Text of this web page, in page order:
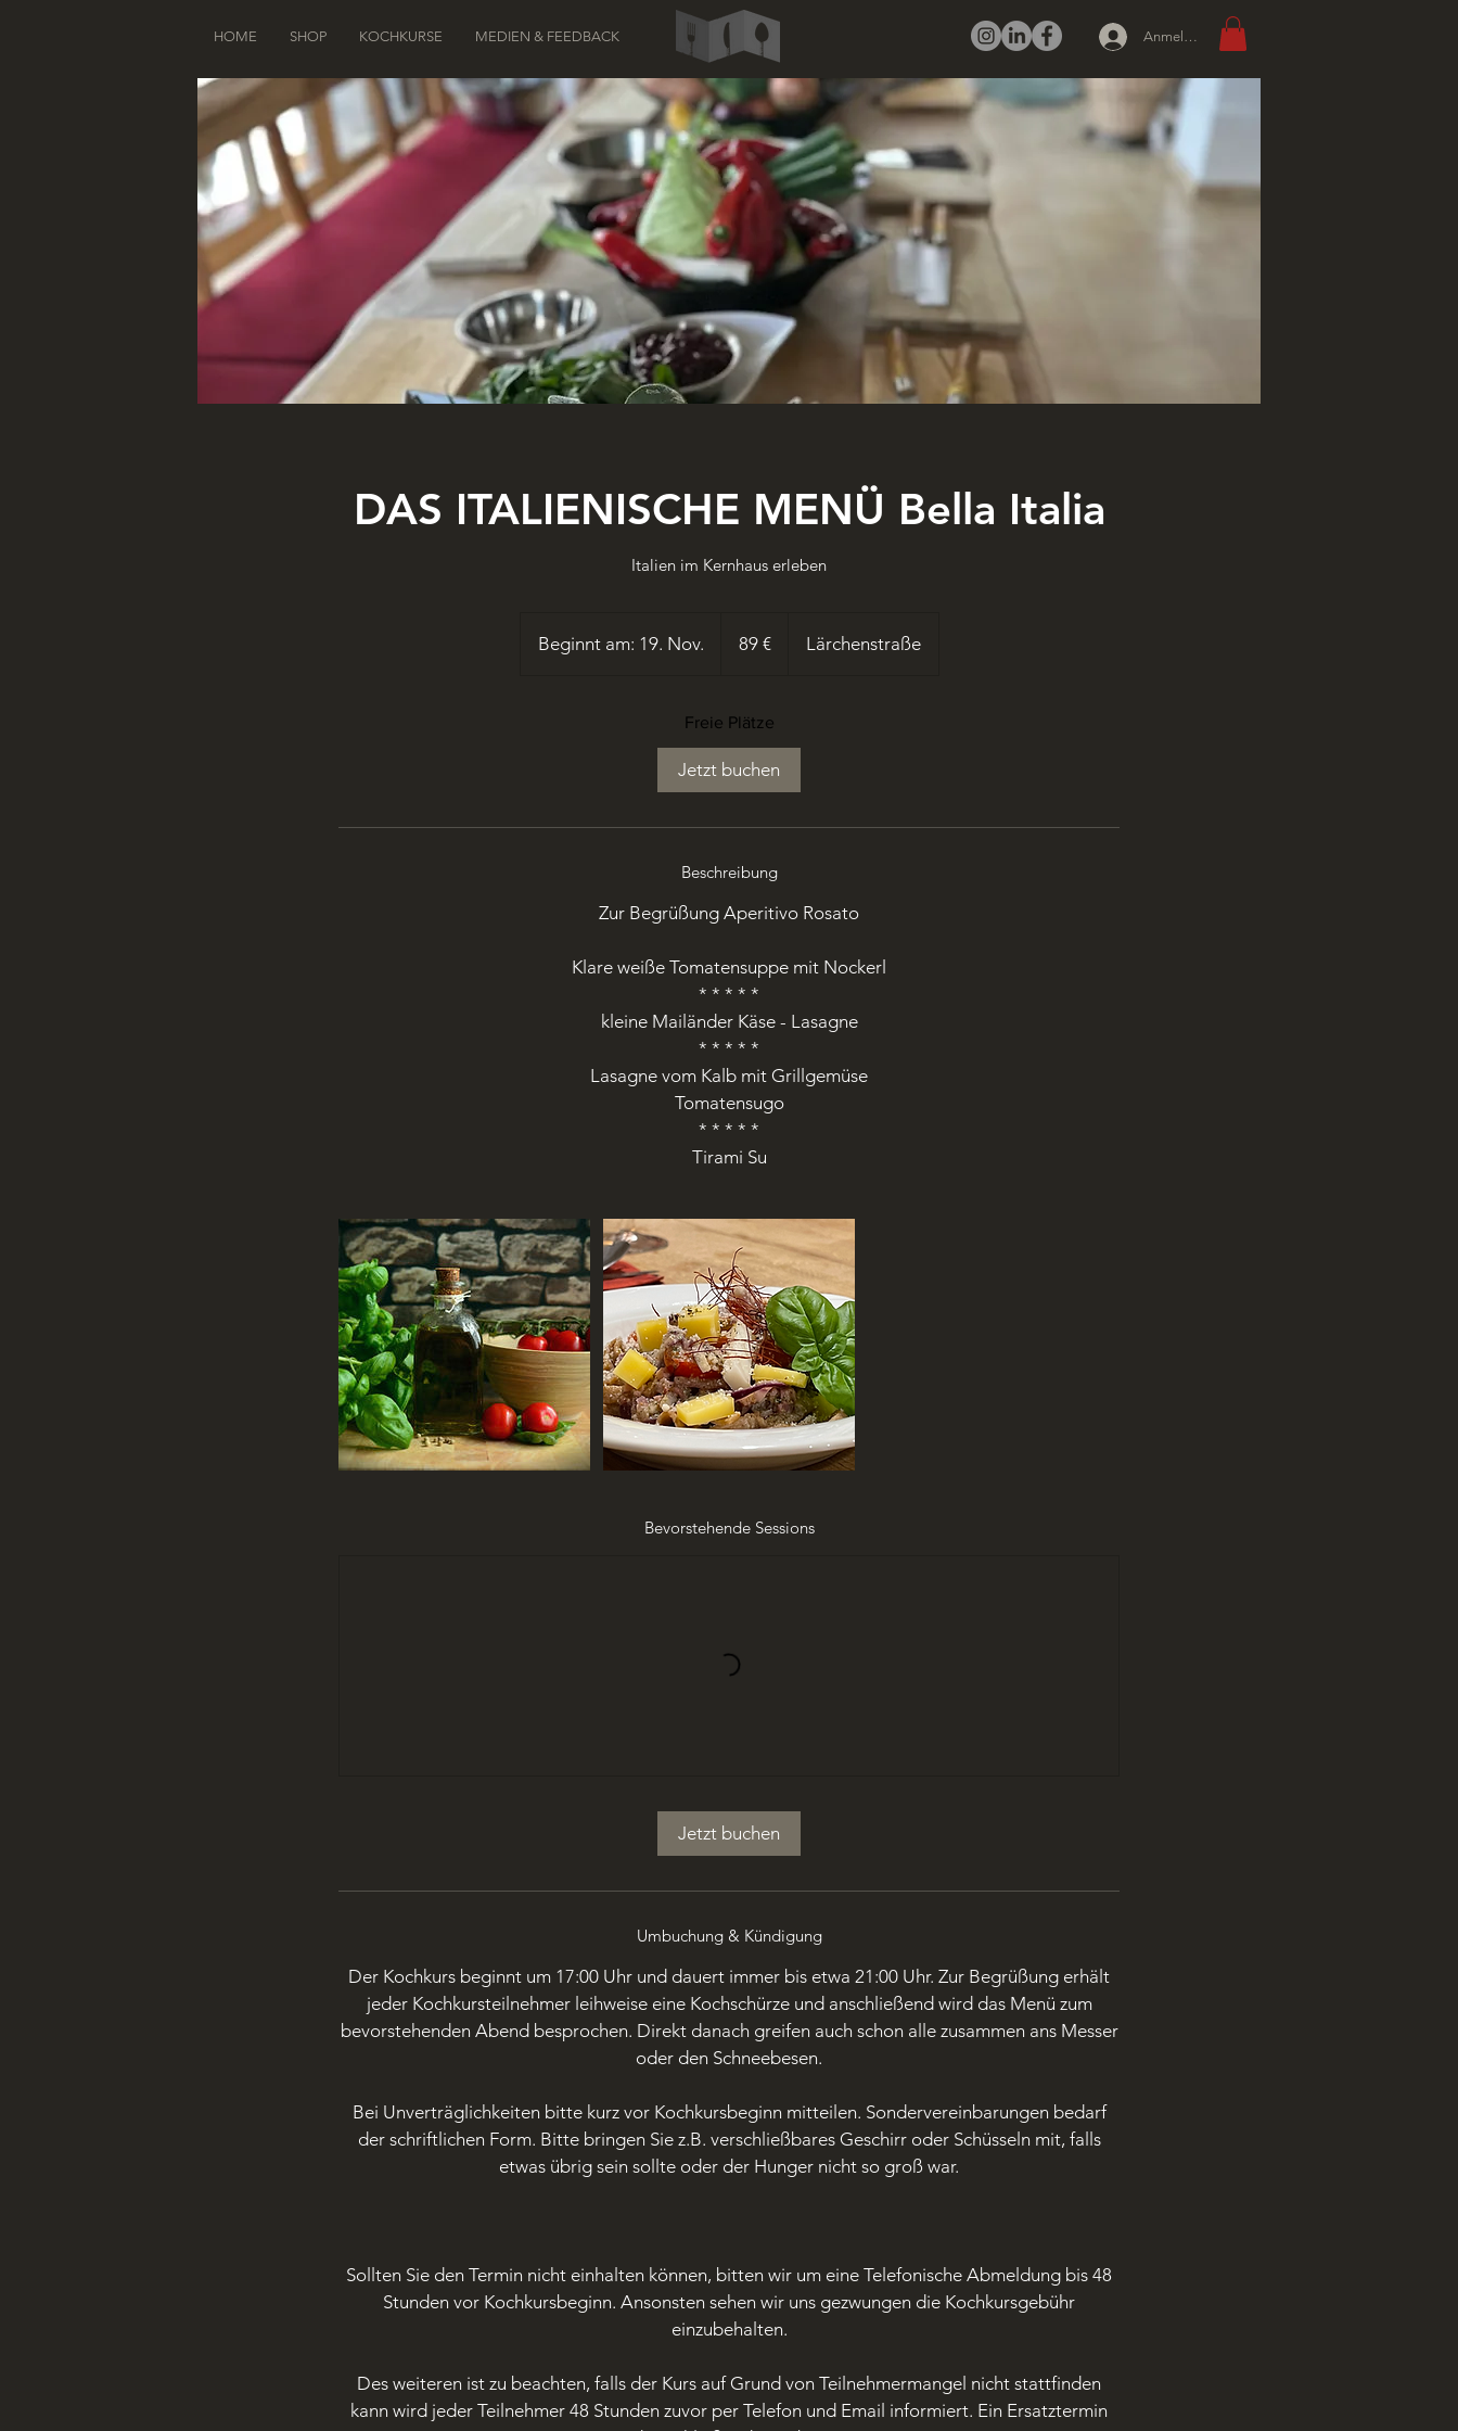
HOME SHOP KOCHKURSE MEDIEN & FEEDBACK Anmelden
DAS ITALIENISCHE MENÜ Bella Italia
Italien im Kernhaus erleben
Beginnt am: 19. Nov.
i
n
n
a
m
1
.
N
o
v
.
89 € Lärchenstraße
Freie Plätze
Jetzt buchen
Beschreibung
Zur Begrüßung Aperitivo Rosato
Klare weiße Tomatensuppe mit Nockerl
* * * * *
kleine Mailänder Käse - Lasagne
* * * * *
Lasagne vom Kalb mit Grillgemüse
Tomatensugo
* * * * *
Bevorstehende Sessions
Jetzt buchen
Umbuchung & Kündigung
Der Kochkurs beginnt um 17:00 Uhr und dauert immer bis etwa 21:00 Uhr. Zur Begrüßung erhält
jeder Kochkursteilnehmer leihweise eine Kochschürze und anschließend wird das Menü zum
bevorstehenden Abend besprochen. Direkt danach greifen auch schon alle zusammen ans Messer
oder den Schneebesen.
Bei Unverträglichkeiten bitte kurz vor Kochkursbeginn mitteilen. Sondervereinbarungen bedarf
der schriftlichen Form. Bitte bringen Sie z.B. verschließbares Geschirr oder Schüsseln mit, falls
etwas übrig sein sollte oder der Hunger nicht so groß war.
Sollten Sie den Termin nicht einhalten können, bitten wir um eine Telefonische Abmeldung bis 48
Stunden vor Kochkursbeginn. Ansonsten sehen wir uns gezwungen die Kochkursgebühr
einzubehalten.
Des weiteren ist zu beachten, falls der Kurs auf Grund von Teilnehmermangel nicht stattfinden
kann wird jeder Teilnehmer 48 Stunden zuvor per Telefon und Email informiert. Ein Ersatztermin